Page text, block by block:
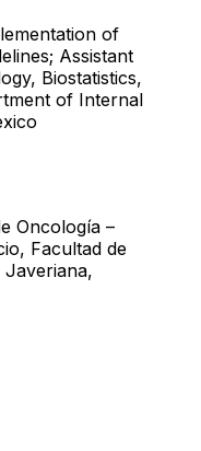
of
Assistant
Biostatistics,
of Internal
Oncología –
Facultad de
Javeriana,